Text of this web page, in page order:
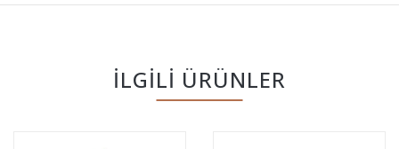
İLGILI ÜRÜNLER